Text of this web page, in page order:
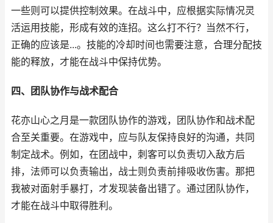
一些则可以提供控制效果。在战斗中，应根据实际情况灵
活运用技能，形成有效的连招。这么打不行？当然不行，
正确的应该是...。技能的冷却时间也需要注意，合理分配技
能的释放，才能在战斗中保持优势。
四、团队协作与战术配合
花亦山心之月是一款团队协作的游戏，团队协作和战术配
合至关重要。在游戏中，应与队友保持良好的沟通，共同
制定战术。例如，在团战中，刺客可以负责切入敌方后
排，法师可以负责输出，战士则负责前排吸收伤害。那把
我被对面射手暴打，才发现装备出错了。通过团队协作，
才能在战斗中取得胜利。